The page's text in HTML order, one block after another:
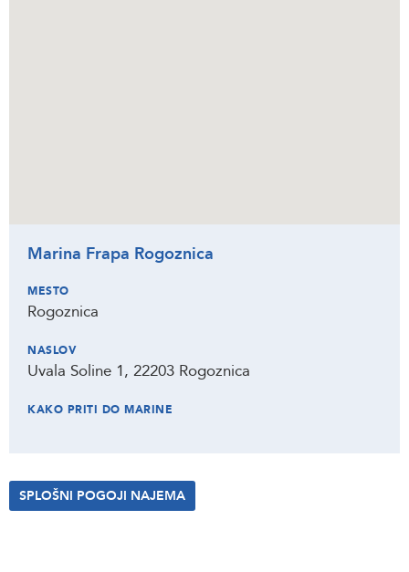
Marina Frapa Rogoznica
MESTO
Rogoznica
NASLOV
Uvala Soline 1, 22203 Rogoznica
KAKO PRITI DO MARINE
SPLOŠNI POGOJI NAJEMA